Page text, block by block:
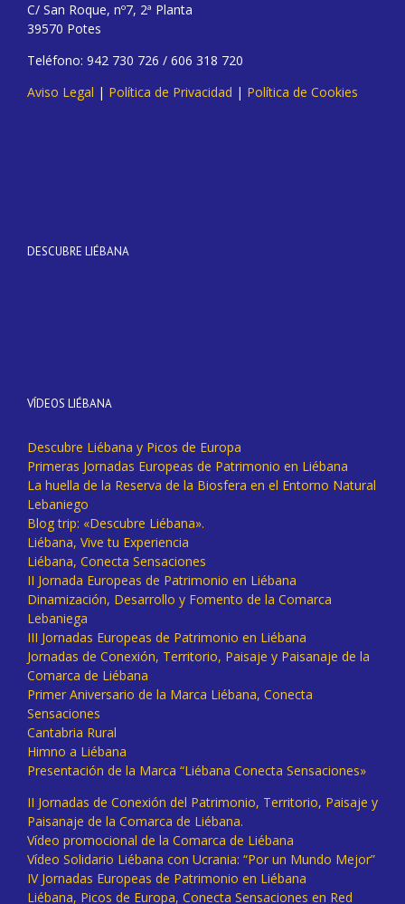
C/ San Roque, nº7, 2ª Planta
39570 Potes
Teléfono: 942 730 726 / 606 318 720
Aviso Legal | Política de Privacidad | Política de Cookies
DESCUBRE LIÉBANA
VÍDEOS LIÉBANA
Descubre Liébana y Picos de Europa
Primeras Jornadas Europeas de Patrimonio en Liébana
La huella de la Reserva de la Biosfera en el Entorno Natural
Lebaniego
Blog trip: «Descubre Liébana».
Liébana, Vive tu Experiencia
Liébana, Conecta Sensaciones
II Jornada Europeas de Patrimonio en Liébana
Dinamización, Desarrollo y Fomento de la Comarca
Lebaniega
III Jornadas Europeas de Patrimonio en Liébana
Jornadas de Conexión, Territorio, Paisaje y Paisanaje de la
Comarca de Liébana
Primer Aniversario de la Marca Liébana, Conecta
Sensaciones
Cantabria Rural
Himno a Liébana
Presentación de la Marca “Liébana Conecta Sensaciones»
II Jornadas de Conexión del Patrimonio, Territorio, Paisaje y
Paisanaje de la Comarca de Liébana.
Vídeo promocional de la Comarca de Liébana
Vídeo Solidario Liébana con Ucrania: “Por un Mundo Mejor”
IV Jornadas Europeas de Patrimonio en Liébana
Liébana, Picos de Europa, Conecta Sensaciones en Red